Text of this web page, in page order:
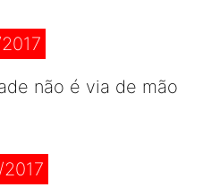
não é via de mão